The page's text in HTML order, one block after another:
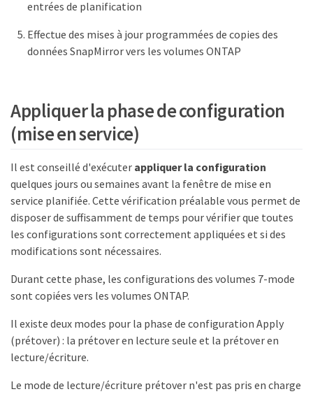
entrées de planification
Effectue des mises à jour programmées de copies des
données SnapMirror vers les volumes ONTAP
Appliquer la phase de configuration
(mise en service)
Il est conseillé d'exécuter appliquer la configuration
quelques jours ou semaines avant la fenêtre de mise en
service planifiée. Cette vérification préalable vous permet de
disposer de suffisamment de temps pour vérifier que toutes
les configurations sont correctement appliquées et si des
modifications sont nécessaires.
Durant cette phase, les configurations des volumes 7-mode
sont copiées vers les volumes ONTAP.
Il existe deux modes pour la phase de configuration Apply
(prétover) : la prétover en lecture seule et la prétover en
lecture/écriture.
Le mode de lecture/écriture prétover n'est pas pris en charge